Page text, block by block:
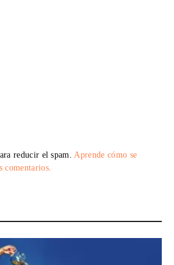
reducir el spam.Aprende cómo se
comentarios.